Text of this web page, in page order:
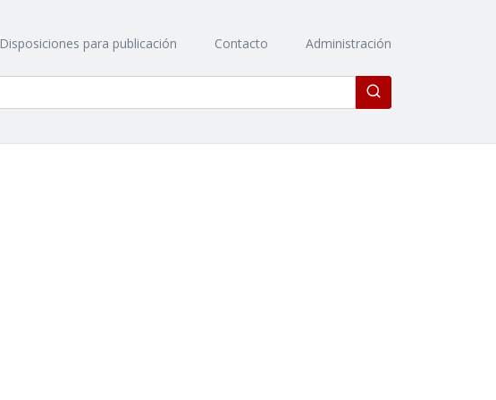
Disposiciones para publicación Contacto Administración